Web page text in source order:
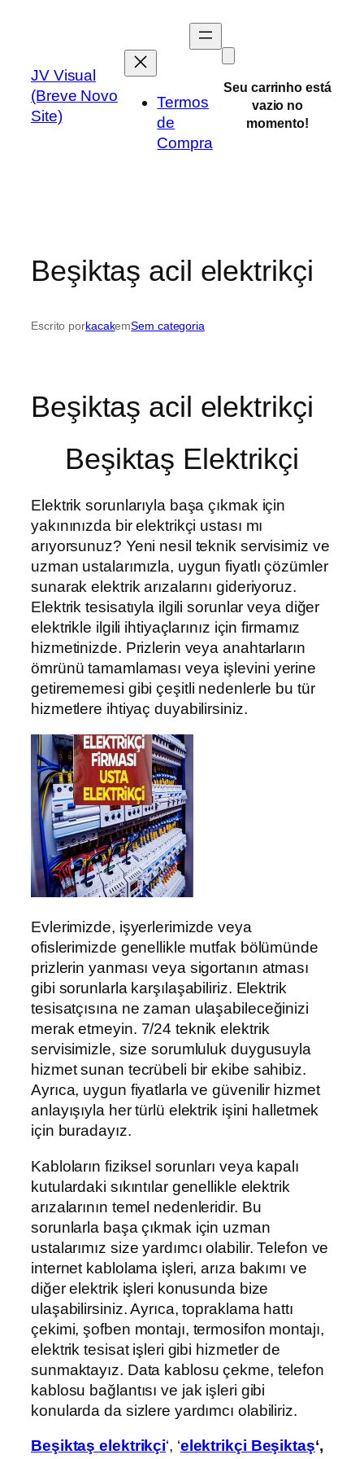
conteúdo
JV Visual
(Breve Novo
Site)
Termos
de
Compra
Seu carrinho está
vazio no
momento!
Beşiktaş acil elektrikçi
Escrito porkacakemSem categoria
Beşiktaş acil elektrikçi
Beşiktaş Elektrikçi
Elektrik sorunlarıyla başa çıkmak için
yakınınızda bir elektrikçi ustası mı
arıyorsunuz? Yeni nesil teknik servisimiz ve
uzman ustalarımızla, uygun fiyatlı çözümler
sunarak elektrik arızalarını gideriyoruz.
Elektrik tesisatıyla ilgili sorunlar veya diğer
elektrikle ilgili ihtiyaçlarınız için firmamız
hizmetinizde. Prizlerin veya anahtarların
ömrünü tamamlaması veya işlevini yerine
getirememesi gibi çeşitli nedenlerle bu tür
hizmetlere ihtiyaç duyabilirsiniz.
Evlerimizde, işyerlerimizde veya
ofislerimizde genellikle mutfak bölümünde
prizlerin yanması veya sigortanın atması
gibi sorunlarla karşılaşabiliriz. Elektrik
tesisatçısına ne zaman ulaşabileceğinizi
merak etmeyin. 7/24 teknik elektrik
servisimizle, size sorumluluk duygusuyla
hizmet sunan tecrübeli bir ekibe sahibiz.
Ayrıca, uygun fiyatlarla ve güvenilir hizmet
anlayışıyla her türlü elektrik işini halletmek
için buradayız.
Kabloların fiziksel sorunları veya kapalı
kutulardaki sıkıntılar genellikle elektrik
arızalarının temel nedenleridir. Bu
sorunlarla başa çıkmak için uzman
ustalarımız size yardımcı olabilir. Telefon ve
internet kablolama işleri, arıza bakımı ve
diğer elektrik işleri konusunda bize
ulaşabilirsiniz. Ayrıca, topraklama hattı
çekimi, şofben montajı, termosifon montajı,
elektrik tesisat işleri gibi hizmetler de
sunmaktayız. Data kablosu çekme, telefon
kablosu bağlantısı ve jak işleri gibi
konularda da sizlere yardımcı olabiliriz.
Beşiktaş elektrikçi‘, ‘elektrikçi Beşiktaş‘,